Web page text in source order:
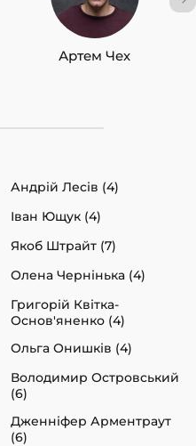
Артем Чех
Андрій Лесів (4)
Іван Ющук (4)
Якоб Штрайт (7)
Олена Чернінька (4)
Григорій Квітка-
Основ'яненко (4)
Ольга Онишків (4)
Володимир Островський
(6)
Дженніфер Арментраут
(6)